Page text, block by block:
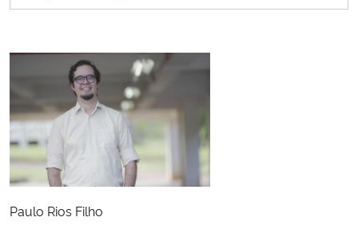
Paulo Rios Filho